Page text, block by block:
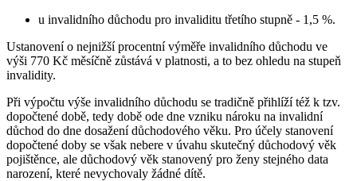
u invalidního důchodu pro invaliditu třetího stupně - 1,5 %.
Ustanovení o nejnižší procentní výměře invalidního důchodu ve
výši 770 Kč měsíčně zůstává v platnosti, a to bez ohledu na stupeň
invalidity.
Při výpočtu výše invalidního důchodu se tradičně přihlíží též k tzv.
dopočtené době, tedy době ode dne vzniku nároku na invalidní
důchod do dne dosažení důchodového věku. Pro účely stanovení
dopočtené doby se však nebere v úvahu skutečný důchodový věk
pojištěnce, ale důchodový věk stanovený pro ženy stejného data
narození, které nevychovaly žádné dítě.